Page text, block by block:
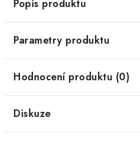
Popis produktu
Parametry produktu
Hodnocení produktu (0)
Diskuze